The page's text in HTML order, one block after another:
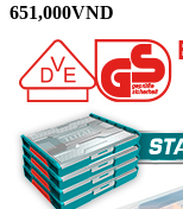
651,000VND